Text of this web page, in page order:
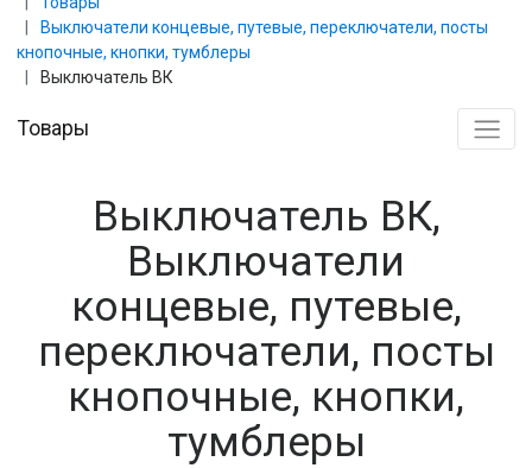
Выключатели концевые, путевые, переключатели, посты
кнопочные, кнопки, тумблеры
Выключатель ВК
Товары
Выключатель ВК,
Выключатели
концевые, путевые,
переключатели, посты
кнопочные, кнопки,
тумблеры